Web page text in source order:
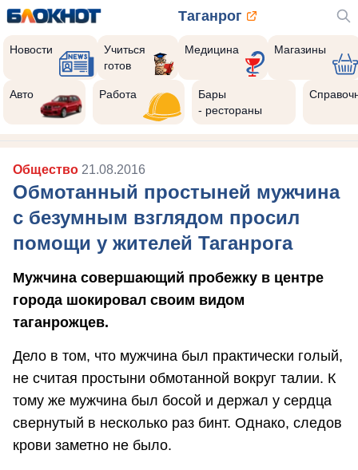
Таганрог
Новости
Учиться
готов
Медицина Магазины
Авто Работа
Бары
- рестораны
Общество 21.08.2016
Обмотанный простыней мужчина
с безумным взглядом просил
помощи у жителей Таганрога
Мужчина совершающий пробежку в центре
города шокировал своим видом
таганрожцев.
Дело в том, что мужчина был практически голый,
не считая простыни обмотанной вокруг талии. К
тому же мужчина был босой и держал у сердца
свернутый в несколько раз бинт. Однако, следов
крови заметно не было.